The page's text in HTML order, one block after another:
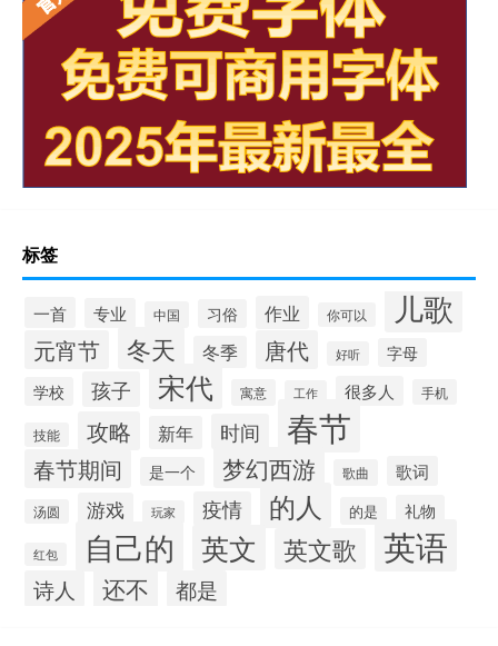
标签
一首 专业 中国 习俗 作业 你可以 儿歌
元宵节 冬天 冬季 唐代 好听
字母
学校
孩子 宋代 寓意 工作 很多人 手机
技能 攻略 新年 时间 春节
春节期间 是一个 梦幻西游 歌曲 歌词
汤圆 游戏 玩家 疫情 的人 的是 礼物
红包 自己的 英文 英文歌 英语
诗人 还不 都是